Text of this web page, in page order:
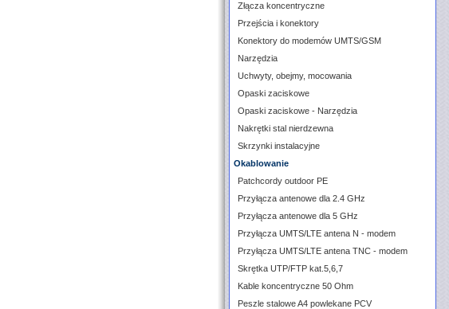
Złącza koncentryczne
Przejścia i konektory
Konektory do modemów UMTS/GSM
Narzędzia
Uchwyty, obejmy, mocowania
Opaski zaciskowe
Opaski zaciskowe - Narzędzia
Nakrętki stal nierdzewna
Skrzynki instalacyjne
Okablowanie
Patchcordy outdoor PE
Przyłącza antenowe dla 2.4 GHz
Przyłącza antenowe dla 5 GHz
Przyłącza UMTS/LTE antena N - modem
Przyłącza UMTS/LTE antena TNC - modem
Skrętka UTP/FTP kat.5,6,7
Kable koncentryczne 50 Ohm
Peszle stalowe A4 powlekane PCV